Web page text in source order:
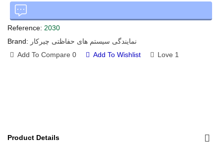
Reference: 2030
Brand: نمایندگی سیستم های حفاظتی چیرکار
Add To Compare 0 Add To Wishlist Love 1
Product Details